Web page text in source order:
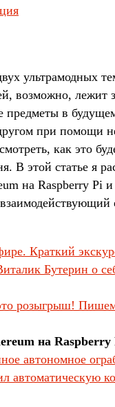
ультрамодных
возможно, лежит
предметы в
при помощи
как это
В этой статье я
на Raspberry Pi и
Краткий
Бутерин о
розыгрыш!
на Raspberry
автономное
автоматическую